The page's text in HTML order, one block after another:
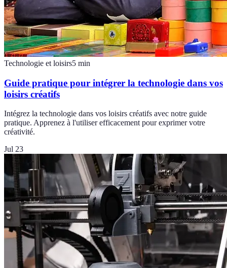
Technologie et loisirs5 min
Guide pratique pour intégrer la technologie dans vos
loisirs créatifs
Intégrez la technologie dans vos loisirs créatifs avec notre guide
pratique. Apprenez à l'utiliser efficacement pour exprimer votre
créativité.
Jul 23